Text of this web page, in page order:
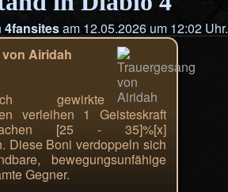
4fansitesam 12.05.2026 um 12:02 Uhr.
Airidah
gewirkte
verleihen 1 Geisteskraft
[25 - 35]%[x]
Diese Boni verdoppeln sich
bewegungsunfähige
Gegner.